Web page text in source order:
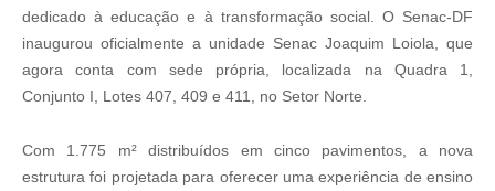
dedicado à educação e à transformação social. O Senac-DF
inaugurou oficialmente a unidade Senac Joaquim Loiola, que
agora conta com sede própria, localizada na Quadra 1,
Conjunto I, Lotes 407, 409 e 411, no Setor Norte.
Com 1.775 m² distribuídos em cinco pavimentos, a nova
estrutura foi projetada para oferecer uma experiência de ensino